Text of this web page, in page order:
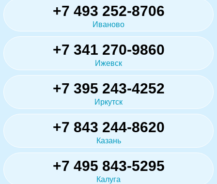
+7 493 252-8706
Иваново
+7 341 270-9860
Ижевск
+7 395 243-4252
Иркутск
+7 843 244-8620
Казань
+7 495 843-5295
Калуга